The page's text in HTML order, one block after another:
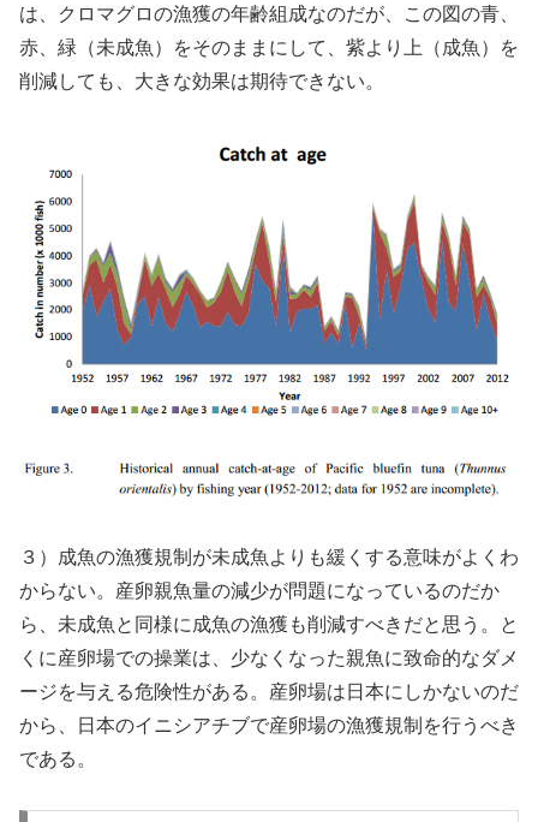
は、クロマグロの漁獲の年齢組成なのだが、この図の青、
赤、緑（未成魚）をそのままにして、紫より上（成魚）を
削減しても、大きな効果は期待できない。
３）成魚の漁獲規制が未成魚よりも緩くする意味がよくわ
からない。産卵親魚量の減少が問題になっているのだか
ら、未成魚と同様に成魚の漁獲も削減すべきだと思う。と
くに産卵場での操業は、少なくなった親魚に致命的なダメ
ージを与える危険性がある。産卵場は日本にしかないのだ
から、日本のイニシアチブで産卵場の漁獲規制を行うべき
である。